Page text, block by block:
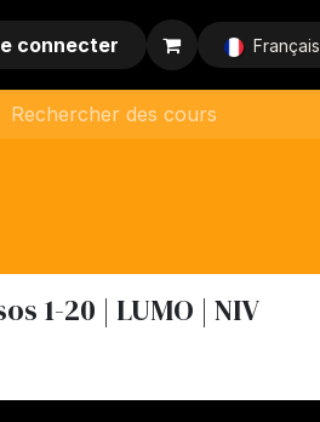
connecter Français
1-20 | LUMO | NIV